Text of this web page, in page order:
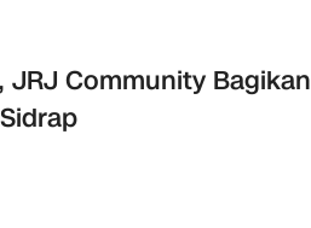
JRJ Community Bagikan